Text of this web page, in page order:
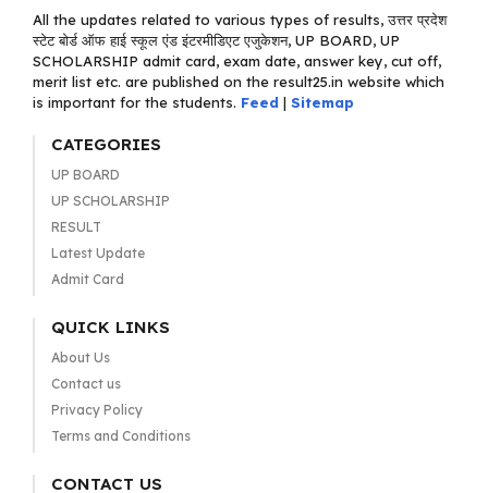
All the updates related to various types of results, उत्तर प्रदेश
स्टेट बोर्ड ऑफ हाई स्कूल एंड इंटरमीडिएट एजुकेशन, UP BOARD, UP
SCHOLARSHIP admit card, exam date, answer key, cut off,
merit list etc. are published on the result25.in website which
is important for the students. Feed | Sitemap
CATEGORIES
UP BOARD
UP SCHOLARSHIP
RESULT
Latest Update
Admit Card
QUICK LINKS
About Us
Contact us
Privacy Policy
Terms and Conditions
CONTACT US